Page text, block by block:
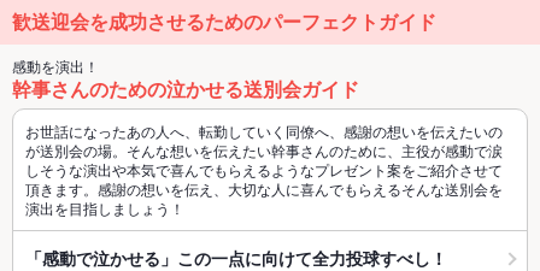
歓送迎会を成功させるためのパーフェクトガイド
感動を演出！
幹事さんのための泣かせる送別会ガイド
お世話になったあの人へ、転勤していく同僚へ、感謝の想いを伝えたいの
が送別会の場。そんな想いを伝えたい幹事さんのために、主役が感動で涙
しそうな演出や本気で喜んでもらえるようなプレゼント案をご紹介させて
頂きます。感謝の想いを伝え、大切な人に喜んでもらえるそんな送別会を
演出を目指しましょう！
「感動で泣かせる」この一点に向けて全力投球すべし！